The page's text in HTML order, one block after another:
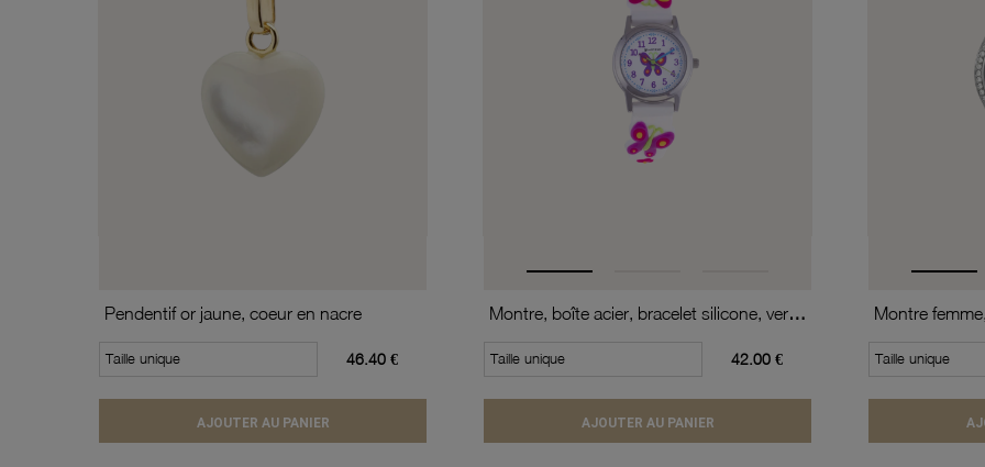
Pendentif or jaune, coeur en nacre
Taille unique 46.40 €
AJOUTER AU PANIER
Montre, boîte acier, bracelet silicone, verre minéral, kids
Taille unique 42.00 €
AJOUTER AU PANIER
Taille unique